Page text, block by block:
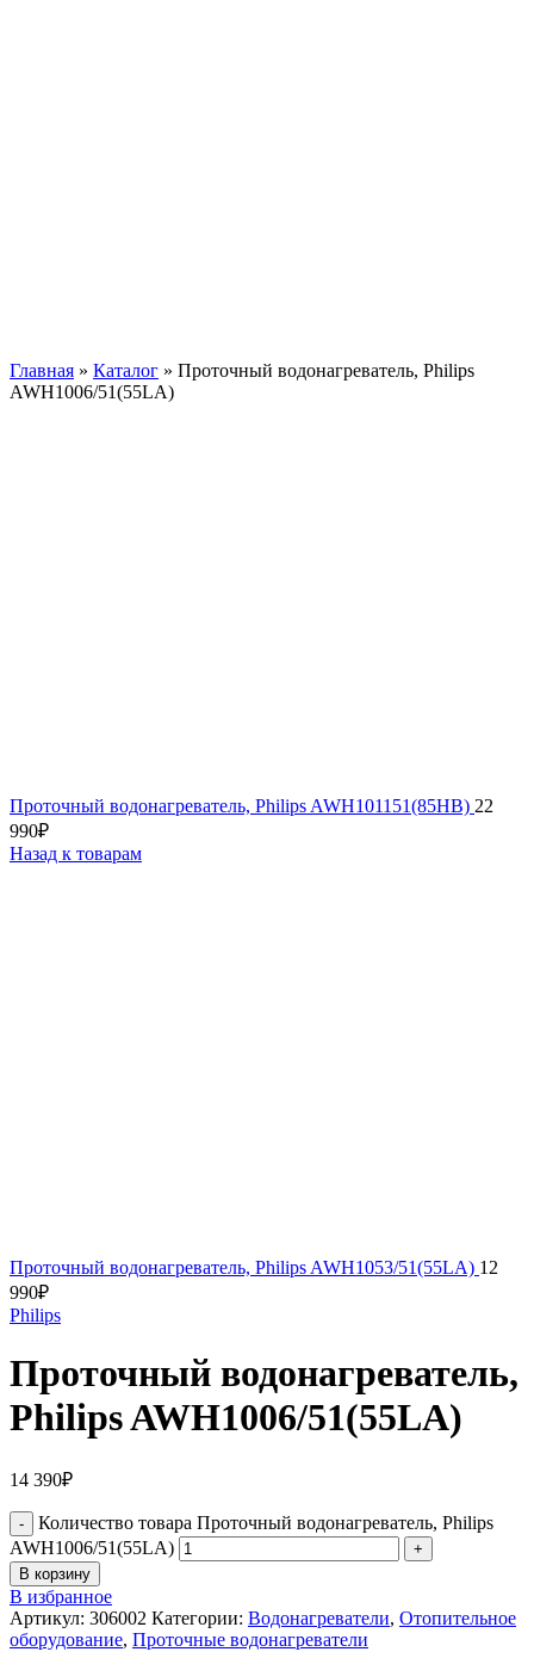
Главная » Каталог » Проточный водонагреватель, Philips
AWH1006/51(55LA)
Проточный водонагреватель, Philips AWH101151(85HB) 22
990₽
Назад к товарам
Проточный водонагреватель, Philips AWH1053/51(55LA) 12
990₽
Philips
Проточный водонагреватель,
Philips AWH1006/51(55LA)
14 390₽
Количество товара Проточный водонагреватель, Philips
AWH1006/51(55LA)
В корзину
В избранное
Артикул: 306002 Категории: Водонагреватели, Отопительное
оборудование, Проточные водонагреватели